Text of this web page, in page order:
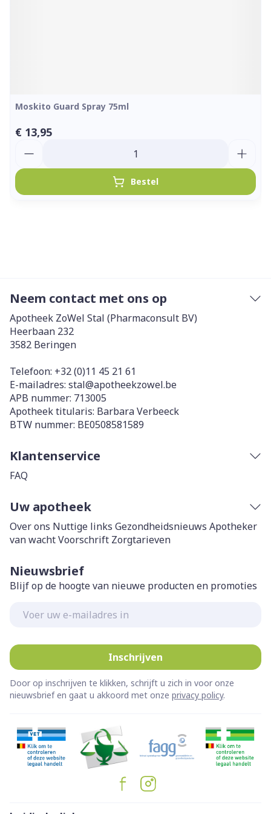
Moskito Guard Spray 75ml
€ 13,95
Bestel
Neem contact met ons op
Apotheek ZoWel Stal (Pharmaconsult BV)
Heerbaan 232
3582 Beringen
Telefoon: +32 (0)11 45 21 61
E-mailadres: stal@apotheekzowel.be
APB nummer: 713005
Apotheek titularis: Barbara Verbeeck
BTW nummer: BE0508581589
Klantenservice
FAQ
Uw apotheek
Over ons Nuttige links Gezondheidsnieuws Apotheker
van wachtVoorschrift Zorgtarieven
Nieuwsbrief
Blijf op de hoogte van nieuwe producten en promoties
Inschrijven
Door op inschrijven te klikken, schrijft u zich in voor onze
nieuwsbrief en gaat u akkoord met onze privacy policy.